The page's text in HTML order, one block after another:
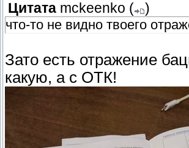
Цитата mckeenko (
)
что-то не видно твоего
Зато есть отражение
какую, а с ОТК!